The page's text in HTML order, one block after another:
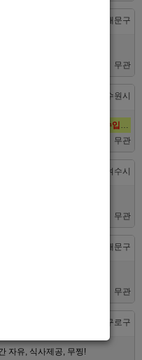
서울 > 동대문구
선수 모집합니다.
무관
경기 > 수원시
무관
전남 > 여수시
모집합니다 최고대우보장
무관
서울 > 동대문구
동대문호빠
무관
서울 > 구로구
자유, 식사제공, 무찡!